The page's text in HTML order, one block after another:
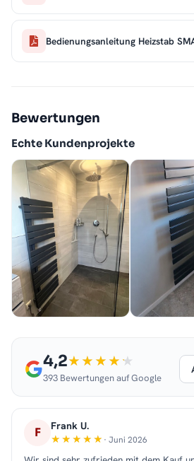
Bedienungsanleitung Heizstab
Bewertungen
Echte Kundenprojekte
4,2
393 Bewertungen auf Google
F Frank U.
· Juni 2026